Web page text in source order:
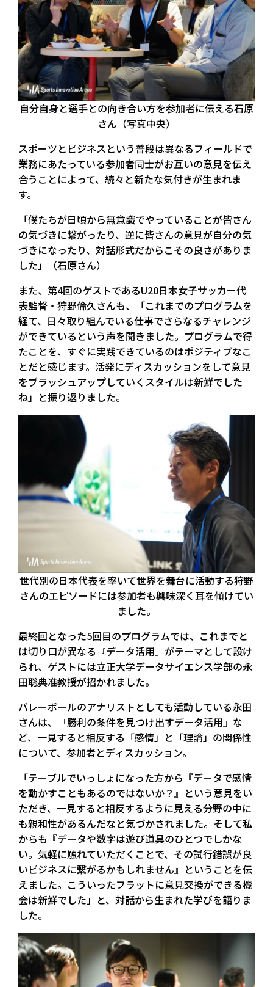
自分自身と選手との向き合い方を参加者に伝える石原
さん（写真中央）
スポーツとビジネスという普段は異なるフィールドで
業務にあたっている参加者同士がお互いの意見を伝え
合うことによって、続々と新たな気付きが生まれま
す。
「僕たちが日頃から無意識でやっていることが皆さん
の気づきに繋がったり、逆に皆さんの意見が自分の気
づきになったり、対話形式だからこその良さがありま
した」（石原さん）
また、第4回のゲストであるU20日本女子サッカー代
表監督・狩野倫久さんも、「これまでのプログラムを
経て、日々取り組んでいる仕事でさらなるチャレンジ
ができているという声を聞きました。プログラムで得
たことを、すぐに実践できているのはポジティブなこ
とだと感じます。活発にディスカッションをして意見
をブラッシュアップしていくスタイルは新鮮でした
ね」と振り返りました。
世代別の日本代表を率いて世界を舞台に活動する狩野
さんのエピソードには参加者も興味深く耳を傾けてい
ました。
最終回となった5回目のプログラムでは、これまでと
は切り口が異なる『データ活用』がテーマとして設け
られ、ゲストには立正大学データサイエンス学部の永
田聡典准教授が招かれました。
バレーボールのアナリストとしても活動している永田
さんは、『勝利の条件を見つけ出すデータ活用』な
ど、一見すると相反する「感情」と「理論」の関係性
について、参加者とディスカッション。
「テーブルでいっしょになった方から『データで感情
を動かすこともあるのではないか？』という意見をい
ただき、一見すると相反するように見える分野の中に
も親和性があるんだなと気づかされました。そして私
からも『データや数字は遊び道具のひとつでしかな
い。気軽に触れていただくことで、その試行錯誤が良
いビジネスに繋がるかもしれません』ということを伝
えました。こういったフラットに意見交換ができる機
会は新鮮でした」と、対話から生まれた学びを語りま
した。